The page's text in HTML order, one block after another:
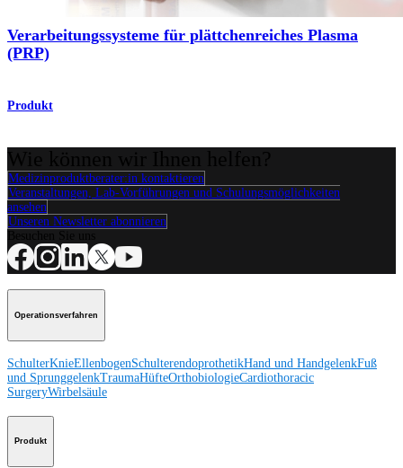
Verarbeitungssysteme für plättchenreiches Plasma
(PRP)
Produkt
Medizinproduktberater:in kontaktieren
Veranstaltungen, Lab-Vorführungen und Schulungsmöglichkeiten
ansehen
Unseren Newsletter abonnieren
Operationsverfahren
SchulterKnieEllenbogenSchulterendoprothetikHand und HandgelenkFuß
und SprunggelenkTraumaHüfteOrthobiologieCardiothoracic
SurgeryWirbelsäule
Produkt